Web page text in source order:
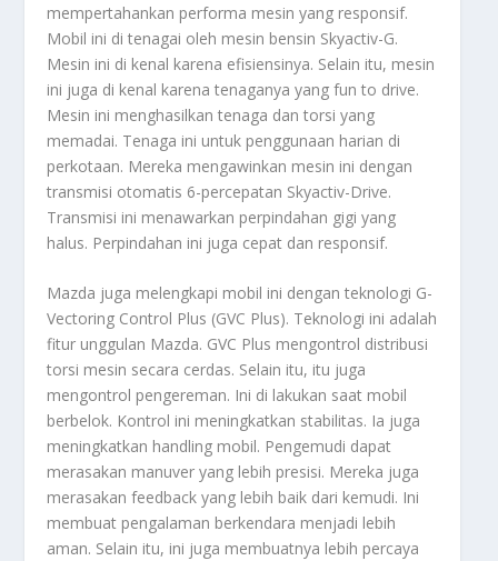
mempertahankan performa mesin yang responsif.
Mobil ini di tenagai oleh mesin bensin Skyactiv-G.
Mesin ini di kenal karena efisiensinya. Selain itu, mesin
ini juga di kenal karena tenaganya yangfun to drive.
Mesin ini menghasilkan tenaga dan torsi yang
memadai. Tenaga ini untuk penggunaan harian di
perkotaan. Mereka mengawinkan mesin ini dengan
transmisi otomatis 6-percepatan Skyactiv-Drive.
Transmisi ini menawarkan perpindahan gigi yang
halus. Perpindahan ini juga cepat dan responsif.
Mazda juga melengkapi mobil ini dengan teknologi G-
Vectoring Control Plus (GVC Plus). Teknologi ini adalah
fitur unggulan Mazda. GVC Plus mengontrol distribusi
torsi mesin secara cerdas. Selain itu, itu juga
mengontrol pengereman. Ini di lakukan saat mobil
berbelok. Kontrol ini meningkatkan stabilitas. Ia juga
meningkatkan handling mobil. Pengemudi dapat
merasakan manuver yang lebih presisi. Mereka juga
merasakanfeedback yang lebih baik dari kemudi. Ini
membuat pengalaman berkendara menjadi lebih
aman. Selain itu, ini juga membuatnya lebih percaya